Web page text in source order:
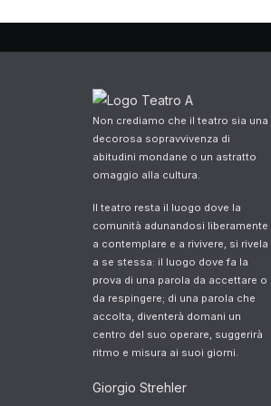
Non crediamo che il teatro sia una
decorosa sopravvivenza di
abitudini mondane o un astratto
omaggio alla cultura.
Il teatro resta il luogo dove la
comunità adunandosi liberamente
a contemplare e a rivivere, si rivela
a se stessa: il luogo dove fa la
prova di una parola da accettare o
da respingere; di una parola che
accolta, diventerà domani un
centro del suo operare, suggerirà
ritmo e misura ai suoi giorni.
Giorgio Strehler